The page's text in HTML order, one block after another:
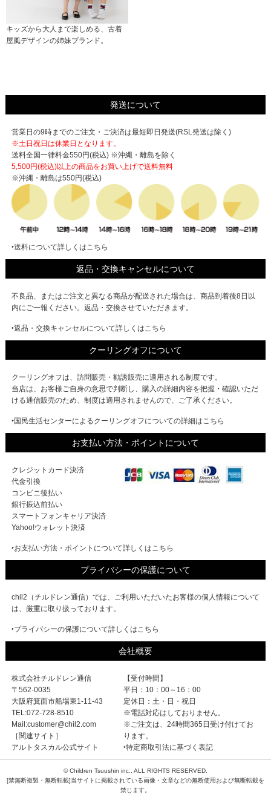
キッズから大人まで楽しめる、古着
屋風デザインの姉妹ブランド。
発送について
営業日の9時までのご注文・ご決済は最短即日発送(RSL発送は除く)
※土日祝日は休業日となります。
送料全国一律料金550円(税込) ※沖縄・離島を除く
5,500円(税込)以上の商品をお買い上げで送料無料
※沖縄・離島は550円(税込)
‣送料について詳しくはこちら
返品・交換キャンセルについて
不良品、またはご注文と異なる商品が配送された場合は、商品到着後8日以
内にご一報ください。返品・交換させていただきます。
‣返品・交換キャンセルについて詳しくはこちら
クーリングオフについて
クーリングオフは、訪問販売・勧誘販売に適用される制度です。
当店は、お客様ご自身の意思で判断し、購入の詳細内容を把握・確認いただ
ける通信販売のため、制度は適用されませんので、ご了承ください。
‣国民生活センターによるクーリングオフについての詳細はこちら
お支払い方法・ポイントについて
クレジットカード決済
代金引換
コンビニ後払い
銀行振込前払い
スマートフォンキャリア決済
Yahoo!ウォレット決済
‣お支払い方法・ポイントについて詳しくはこちら
プライバシーの保護について
chil2（チルドレン通信）では、ご利用いただいたお客様の個人情報について
は、厳重に取り扱っております。
‣プライバシーの保護について詳しくはこちら
会社概要
株式会社チルドレン通信
〒562-0035
大阪府箕面市船場東1-11-43
TEL:072-728-8510
Mail:customer@chil2.com
［関連サイト］
アルトタスカル公式サイト
【受付時間】
平日：10：00～16：00
定休日：土・日・祝日
※電話対応はしておりません。
※ご注文は、24時間365日受け付けてお
ります。
‣特定商取引法に基づく表記
© Children Tsuushin inc.. ALL RIGHTS RESERVED.
[禁無断複製・無断転載]当サイトに掲載されている画像・文章などの無断使用および無断転載を
禁じます。